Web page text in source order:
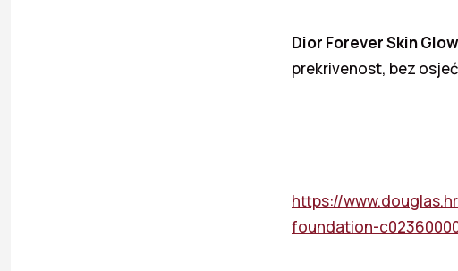
Dior Forever Skin Glow
prekrivenost, bez
https://
foundation-